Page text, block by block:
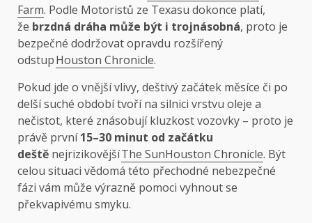
Farm. Podle Motoristů ze Texasu dokonce platí,
že brzdná dráha může být i trojnásobná, proto je
bezpečné dodržovat opravdu rozšířený
odstupHouston Chronicle.
Pokud jde o vnější vlivy, deštivý začátek měsíce či po
delší suché období tvoří na silnici vrstvu oleje a
nečistot, které znásobují kluzkost vozovky – proto je
právě první15–30 minut od začátku
deště nejrizikovějšíThe SunHouston Chronicle. Být
celou situaci vědomá této přechodné nebezpečné
fázi vám může výrazně pomoci vyhnout se
překvapivému smyku.